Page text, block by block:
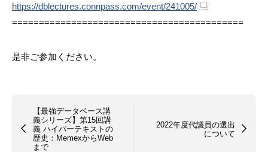
https://dblectures.connpass.com/event/241005/
===========================================
是非ご参加ください。
【最強データベース講
義シリーズ】第15回講
義 ハイパーテキストの
歴史：MemexからWeb
まで
2022年度代議員の選出
について